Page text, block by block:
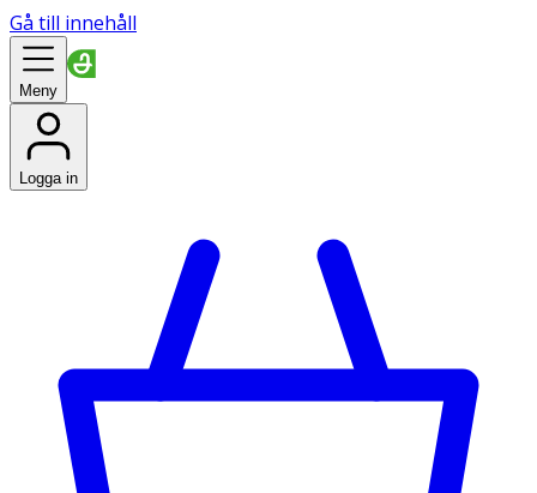
Gå till innehåll
Meny
Logga in